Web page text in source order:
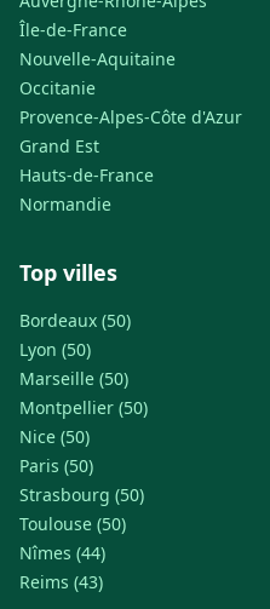
Île-de-France
Nouvelle-Aquitaine
Occitanie
Provence-Alpes-Côte d'Azur
Grand Est
Hauts-de-France
Normandie
Top villes
Bordeaux (50)
Lyon (50)
Marseille (50)
Montpellier (50)
Nice (50)
Paris (50)
Strasbourg (50)
Toulouse (50)
Nîmes (44)
Reims (43)